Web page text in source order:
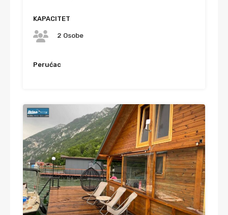
KAPACITET
2 Osobe
Perućac